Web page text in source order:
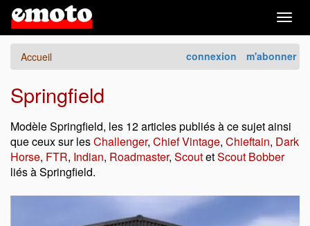
connexion m'abonner
Accueil
Springfield
Modèle Springfield, les 12 articles publiés à ce sujet ainsi
que ceux sur lesChallenger, Chief Vintage, Chieftain, Dark
Horse, FTR, Indian, Roadmaster, ScoutetScout Bobber
liés à Springfield.